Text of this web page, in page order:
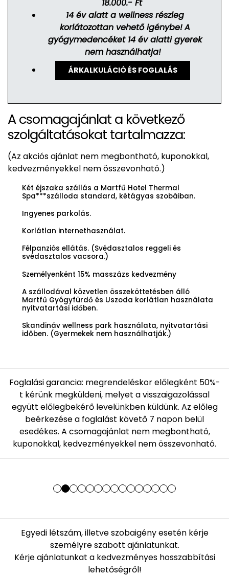
18.000.- Ft
14 év alatt a wellness részleg
korlátozottan vehető igénybe!A
gyógymedencéket 14 év alatti gyerek
nem használhatja!
ÁRKALKULÁCIÓ ÉS FOGLALÁS
A csomagajánlat a következő
szolgáltatásokat tartalmazza:
(Az akciós ajánlat nem megbontható, kuponokkal,
kedvezményekkel nem összevonható.)
Két éjszaka szállás a Martfű Hotel Thermal
Spa***szálloda standard, kétágyas szobáiban.
Ingyenes parkolás.
Korlátlan internethasználat.
Félpanziós ellátás. (Svédasztalos reggeli és
svédasztalos vacsora.)
Személyenként 15% masszázs kedvezmény
A szállodával közvetlen összeköttetésben álló
Martfű Gyógyfürdő és Uszoda korlátlan használata
nyitvatartási időben.
Skandináv wellness park használata, nyitvatartási
időben. (Gyermekek nem használhatják.)
Foglalási garancia: megrendeléskor előlegként 50%-
t kérünk megküldeni, melyet a visszaigazolással
együtt előlegbekérő levelünkben küldünk. Az előleg
beérkezése a foglalást követő 7 napon belül
esedékes. A csomagajánlat nem megbontható,
kuponokkal, kedvezményekkel nem összevonható.
Egyedi létszám, illetve szobaigény esetén kérje
személyre szabott ajánlatunkat.
Kérje ajánlatunkat a kedvezményes hosszabbítási
lehetőségről!